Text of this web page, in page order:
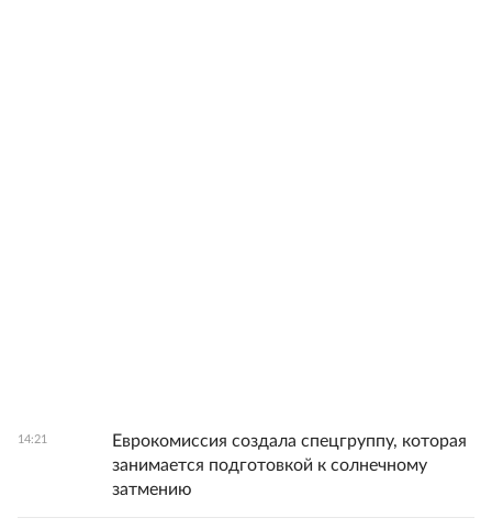
14:21
Еврокомиссия создала спецгруппу, которая
занимается подготовкой к солнечному
затмению